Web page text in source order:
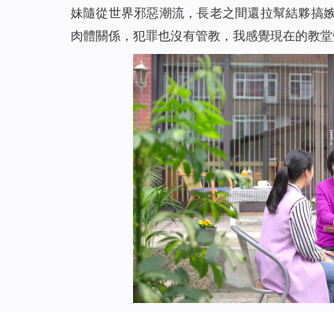
55 主耶穌為什麼稱許彼得的信呢（有聲讀物）
妹隨從世界邪惡潮流，長老之間還拉幫結夥搞
肉體關係，犯罪也沒有管教，我感覺現在的教